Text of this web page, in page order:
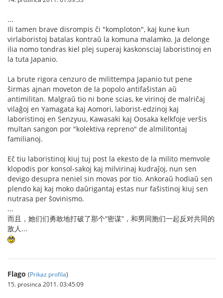
...
Ili tamen brave disrompis ĉi "komploton", kaj kune kun
virlaboristoj batalas kontraŭ la komuna malamko. Ja delonge
ilia nomo tondras kiel plej superaj kaskonsciaj laboristinoj en
la tuta Japanio.
La brute rigora cenzuro de milittempa Japanio tut pene
ŝirmas ajnan moveton de la popolo antifaŝistan aŭ
antimilitan. Malgraŭ tio ni bone scias, ke virinoj de malriĉaj
vilaĝoj en Yamagata kaj Aomori, laborist-edzinoj kaj
laboristinoj en Senzyuu, Kawasaki kaj Oosaka kelkfoje verŝis
multan sangon por "kolektiva repreno" de almilitontaj
familianoj.
Eĉ tiu laboristinoj kiuj tuj post la ekesto de la milito memvole
klopodis por konsol-sakoj kaj milvirinaj kudraĵoj, nun sen
devigo desupra neniel sin movas por tio. Ankoraŭ hodiaŭ sen
plendo kaj kaj moko daŭrigantaj estas nur faŝistinoj kiuj sen
nutrasa per ŝovinismo.
...
而且，她们们勇敢地打破了那个“密谋”，和男同胞们一起反对共同的
敌人...
Flago (Prikaz profila)
15. prosinca 2011. 03:45:09